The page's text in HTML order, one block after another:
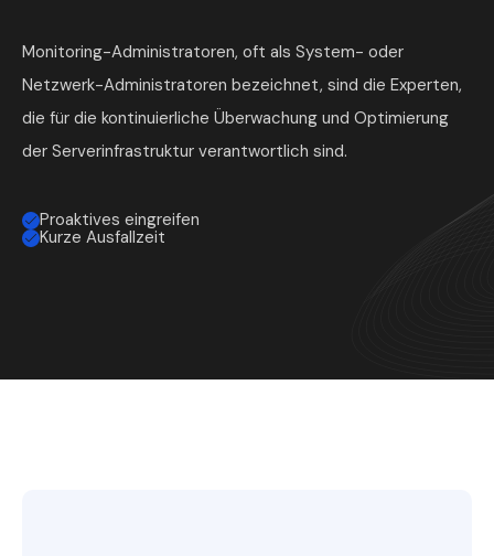
Monitoring-Administratoren, oft als System- oder
Netzwerk-Administratoren bezeichnet, sind die Experten,
die für die kontinuierliche Überwachung und Optimierung
der Serverinfrastruktur verantwortlich sind.
Proaktives eingreifen
Kurze Ausfallzeit